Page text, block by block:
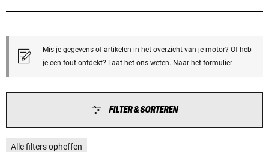
Mis je gegevens of artikelen in het overzicht van je motor? Of heb
je een fout ontdekt? Laat het ons weten. Naar het formulier
FILTER & SORTEREN
Alle filters opheffen